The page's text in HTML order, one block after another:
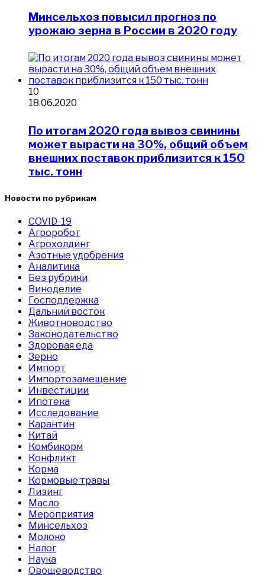
Минсельхоз повысил прогноз по
урожаю зерна в России в 2020 году
10
18.06.2020
​По итогам 2020 года вывоз свинины
может вырасти на 30%, общий объем
внешних поставок приблизится к 150
тыс. тонн
Новости по рубрикам
COVID-19
Агроробот
Агрохолдинг
Азотные удобрения
Аналитика
Без рубрики
Виноделие
Господдержка
Дальний восток
Животноводство
Законодательство
Здоровая еда
Зерно
Импорт
Импортозамещение
Инвестиции
Ипотека
Исследование
Карантин
Китай
Комбикорм
Конфликт
Корма
Кормовые травы
Лизинг
Масло
Мероприятия
Минсельхоз
Молоко
Налог
Наука
Овощеводство